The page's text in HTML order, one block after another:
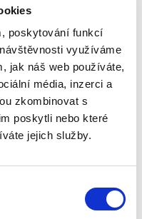
poskytování funkcí
využíváme
jak náš web používáte,
média, inzerci a
zkombinovat s
poskytli nebo které
jejich služby.
této práce,
a evropské
některé nové
právo, tj.